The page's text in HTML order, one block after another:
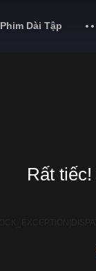
Phim Dài Tập
Rất